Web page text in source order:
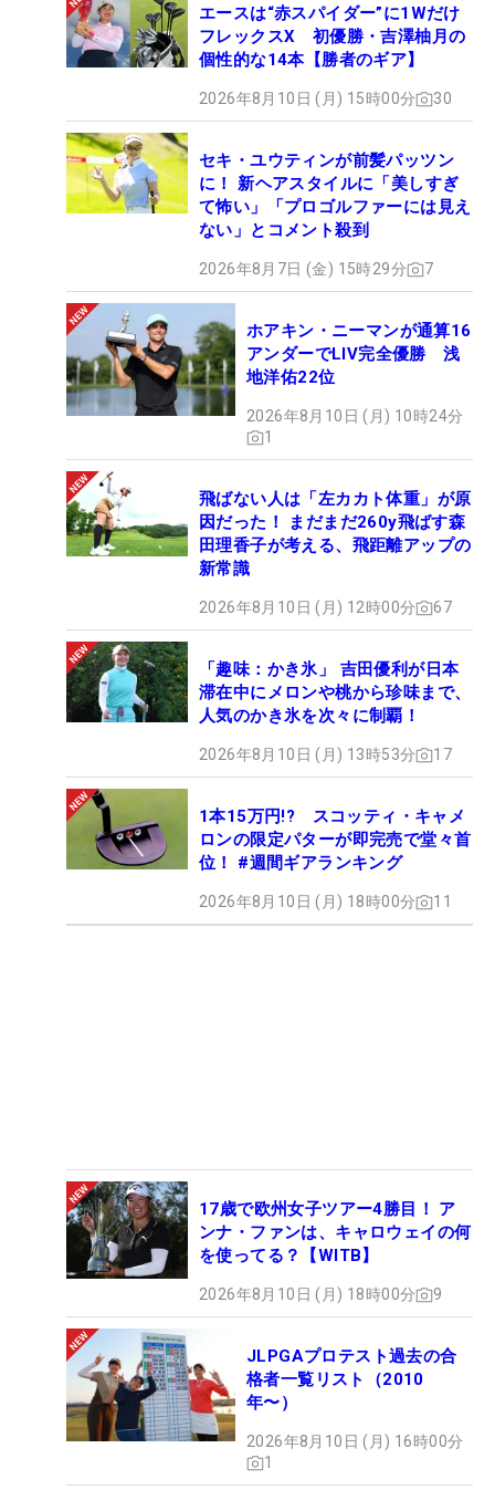
エースは“赤スパイダー”に1Wだけ
フレックスX 初優勝・吉澤柚月の
個性的な14本【勝者のギア】
2026年8月10日 (月) 15時00分 30
セキ・ユウティンが前髪パッツン
に！ 新ヘアスタイルに「美しすぎ
て怖い」「プロゴルファーには見え
ない」とコメント殺到
2026年8月7日 (金) 15時29分 7
ホアキン・ニーマンが通算16
アンダーでLIV完全優勝 浅
地洋佑22位
2026年8月10日 (月) 10時24分
1
飛ばない人は「左カカト体重」が原
因だった！ まだまだ260y飛ばす森
田理香子が考える、飛距離アップの
新常識
2026年8月10日 (月) 12時00分 67
「趣味：かき氷」 吉田優利が日本
滞在中にメロンや桃から珍味まで、
人気のかき氷を次々に制覇！
2026年8月10日 (月) 13時53分 17
1本15万円!? スコッティ・キャメ
ロンの限定パターが即完売で堂々首
位！ #週間ギアランキング
2026年8月10日 (月) 18時00分 11
17歳で欧州女子ツアー4勝目！ ア
ンナ・ファンは、キャロウェイの何
を使ってる？【WITB】
2026年8月10日 (月) 18時00分 9
JLPGAプロテスト過去の合
格者一覧リスト（2010
年〜）
2026年8月10日 (月) 16時00分
1